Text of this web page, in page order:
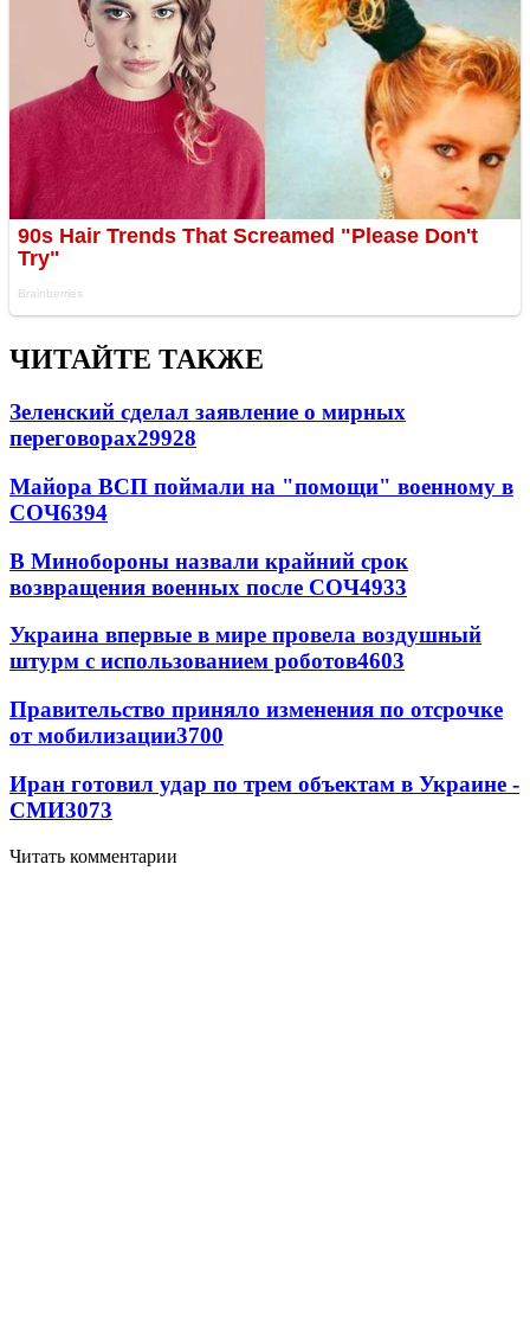
ЧИТАЙТЕ ТАКЖЕ
Зеленский сделал заявление о мирных
переговорах29928
Майора ВСП поймали на "помощи" военному в
СОЧ6394
В Минобороны назвали крайний срок
возвращения военных после СОЧ4933
Украина впервые в мире провела воздушный
штурм с использованием роботов4603
Правительство приняло изменения по отсрочке
от мобилизации3700
Иран готовил удар по трем объектам в Украине -
СМИ3073
Читать комментарии